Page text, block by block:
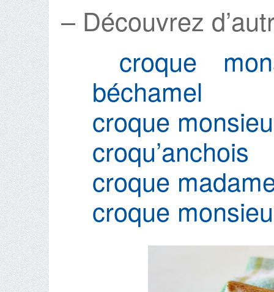
– Découvrez
croque
béchamel
croque
croqu’anchois
croque
croque